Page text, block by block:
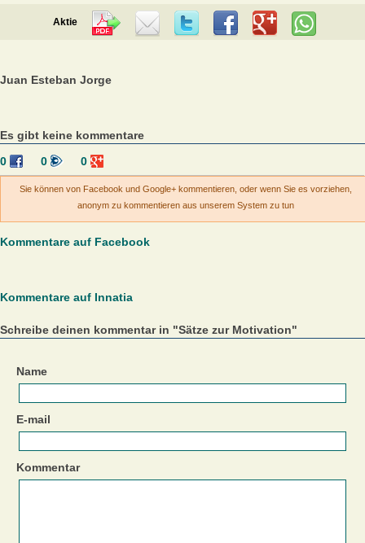
Aktie
Juan Esteban Jorge
Es gibt keine kommentare
0
0 0
Sie können von Facebook und Google+ kommentieren, oder wenn Sie es vorziehen,
anonym zu kommentieren aus unserem System zu tun
Kommentare auf Facebook
Kommentare auf Innatia
Schreibe deinen kommentar in "Sätze zur Motivation"
Name
E-mail
Kommentar